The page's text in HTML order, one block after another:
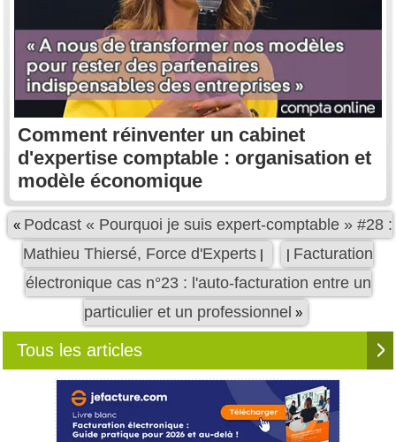
Comment réinventer un cabinet
d'expertise comptable : organisation et
modèle économique
« Podcast « Pourquoi je suis expert-comptable » #28 :
Mathieu Thiersé, Force d'Experts | | Facturation
électronique cas n°23 : l'auto-facturation entre un
particulier et un professionnel »
Tous les articles